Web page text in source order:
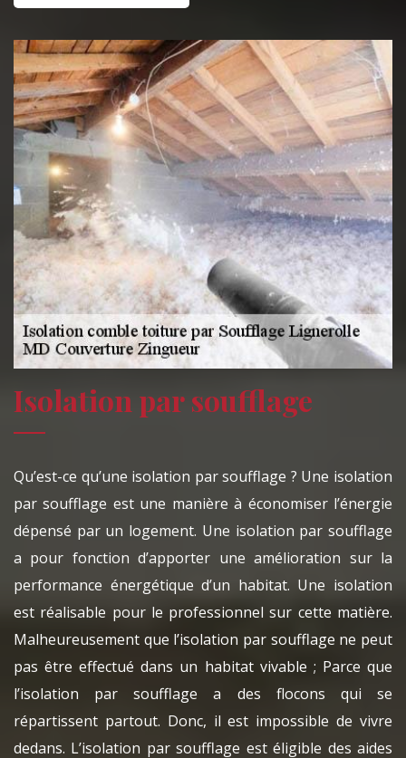
Isolation par soufflage
Qu’est-ce qu’une isolation par soufflage ? Une isolation
par soufflage est une manière à économiser l’énergie
dépensé par un logement. Une isolation par soufflage
a pour fonction d’apporter une amélioration sur la
performance énergétique d’un habitat. Une isolation
est réalisable pour le professionnel sur cette matière.
Malheureusement que l’isolation par soufflage ne peut
pas être effectué dans un habitat vivable ; Parce que
l’isolation par soufflage a des flocons qui se
répartissent partout. Donc, il est impossible de vivre
dedans. L’isolation par soufflage est éligible des aides